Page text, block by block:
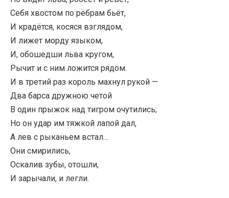
Себя хвостом по рёбрам бьёт,
И крадётся, косяся взглядом,
И лижет морду языком,
И, обошедши льва кругом,
Рычит и с ним ложится рядом.
И в третий раз король махнул рукой —
Два барса дружною четой
В один прыжок над тигром очутились;
Но он удар им тяжкой лапой дал,
А лев с рыканьем встал…
Они смирились,
Оскалив зубы, отошли,
И зарычали, и легли.